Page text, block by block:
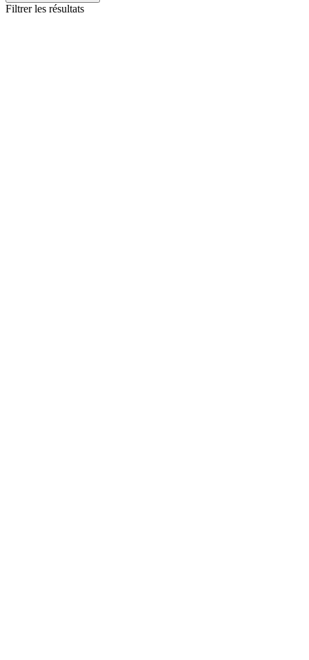
Filtrer les résultats